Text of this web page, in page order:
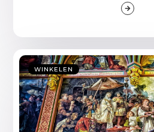
WINKELEN